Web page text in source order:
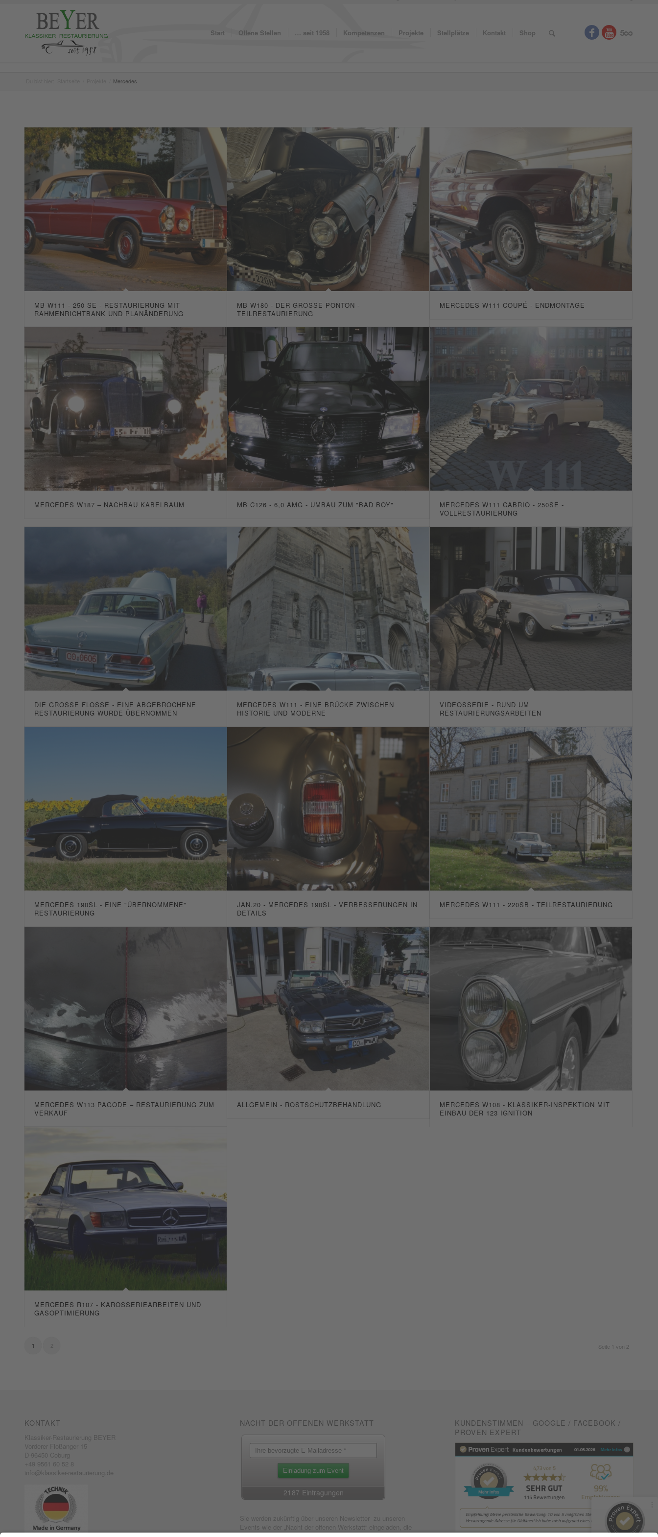
Start Offene Stellen … seit 1958 Kompetenzen Projekte Stellplätze Kontakt Shop
Mercedes
MB W111 - 250 SE - RESTAURIERUNG MIT
RAHMENRICHTBANK UND PLANÄNDERUNG
MB W180 - DER GROSSE PONTON - T
EILRESTAURIERUNG
MERCEDES W111 COUPÉ - ENDMONTAGE
MERCEDES W187 – NACHBAU KABELBAUM MB C126 - 6,0 AMG - UMBAU ZUM "BAD BOY"
MERCEDES W111 CABRIO - 250SE -
VOLLRESTAURIERUNG
DIE GROSSE FLOSSE - EINE ABGEBROCHENE R
ESTAURIERUNG WURDE ÜBERNOMMEN
MERCEDES W111 - EINE BRÜCKE ZWISCHEN
HISTORIE UND MODERNE
VIDEOSSERIE - RUND UM
RESTAURIERUNGSARBEITEN
MERCEDES 190SL - EINE "ÜBERNOMMENE"
RESTAURIERUNG
JAN.20 - MERCEDES 190SL - VERBESSERUNGEN IN
DETAILS
MERCEDES W111 - 220SB - TEILRESTAURIERUNG
MERCEDES W113 PAGODE – RESTAURIERUNG ZUM
VERKAUF
ALLGEMEIN - ROSTSCHUTZBEHANDLUNG
MERCEDES W108 - KLASSIKER-INSPEKTION MIT
EINBAU DER 123 IGNITION
MERCEDES R107 - KAROSSERIEARBEITEN UND
GASOPTIMIERUNG
Seite 1 von 2
1
KONTAKT
Klassiker-Restaurierung BEYER
Vorderer Floßanger 15
D-96450 Coburg
+49 9561 60 52 8
info@klassiker-restaurierung.de
NACHT DER OFFENEN WERKSTATT
Sie werden zukünftig über unseren Newsletter zu unseren
Events wie der „Nacht der offenen Werkstatt“ eingeladen, die
KUNDENSTIMMEN – GOOGLE / FACEBOOK /
PROVEN EXPERT
Klassiker-Restaurierung BEYER
99%
Empfehlungen auf
ProvenExpert.com
SEHR GUT
4,73 / 5,00
71
Bewertungen auf
ProvenExpert.com
44
anderen Quellen